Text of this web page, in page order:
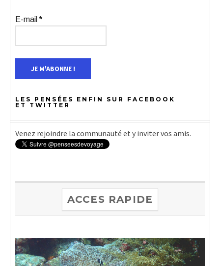
E-mail*
LES PENSÉES ENFIN SUR FACEBOOK
ET TWITTER
Venez rejoindre la communauté et y inviter vos amis.
ACCES RAPIDE